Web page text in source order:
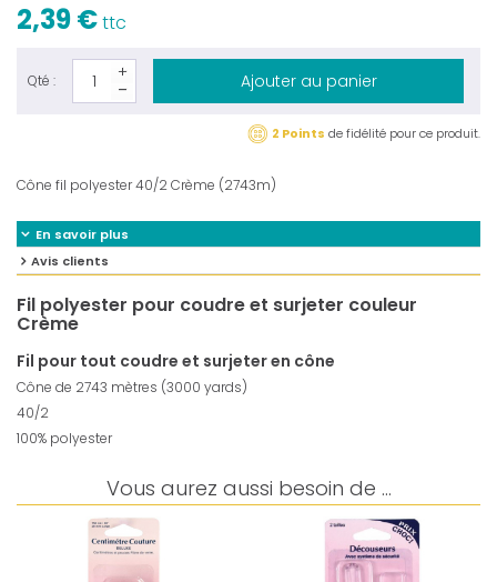
2,39 €ttc
Qté : Ajouter au panier
2 Points de fidélité pour ce produit.
Cône fil polyester 40/2 Crème (2743m)
En savoir plus
Avis clients
Fil polyester pour coudre et surjeter couleur
Crème
Fil pour tout coudre et surjeter en cône
Cône de 2743 mètres (3000 yards)
40/2
100% polyester
Vous aurez aussi besoin de ...